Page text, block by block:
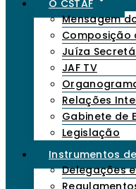
O CSTAF
Mensagem
Composição
Juíza
JAF TV
Relações
Gabinete de
Legislação
Instrumentos
Delegações